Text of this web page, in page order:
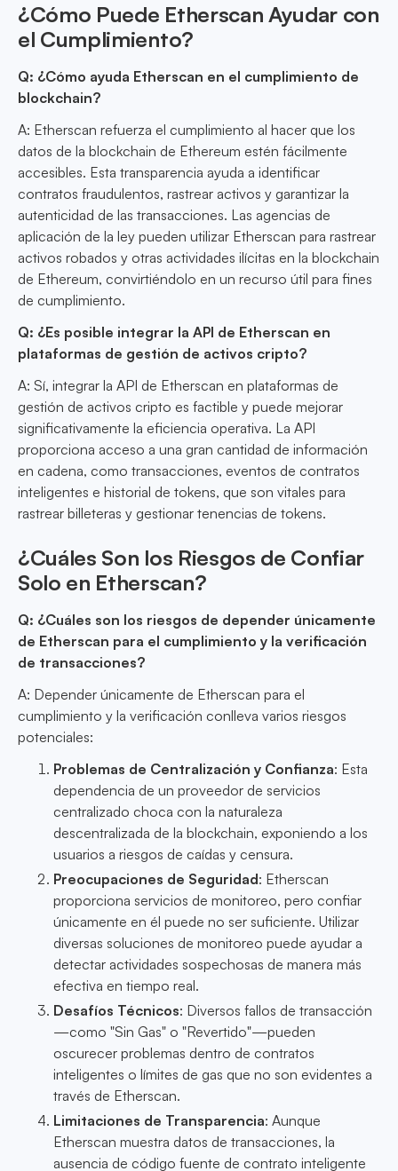
¿Cómo Puede Etherscan Ayudar con
el Cumplimiento?
Q: ¿Cómo ayuda Etherscan en el cumplimiento de
blockchain?
A: Etherscan refuerza el cumplimiento al hacer que los
datos de la blockchain de Ethereum estén fácilmente
accesibles. Esta transparencia ayuda a identificar
contratos fraudulentos, rastrear activos y garantizar la
autenticidad de las transacciones. Las agencias de
aplicación de la ley pueden utilizar Etherscan para rastrear
activos robados y otras actividades ilícitas en la blockchain
de Ethereum, convirtiéndolo en un recurso útil para fines
de cumplimiento.
Q: ¿Es posible integrar la API de Etherscan en
plataformas de gestión de activos cripto?
A: Sí, integrar la API de Etherscan en plataformas de
gestión de activos cripto es factible y puede mejorar
significativamente la eficiencia operativa. La API
proporciona acceso a una gran cantidad de información
en cadena, como transacciones, eventos de contratos
inteligentes e historial de tokens, que son vitales para
rastrear billeteras y gestionar tenencias de tokens.
¿Cuáles Son los Riesgos de Confiar
Solo en Etherscan?
Q: ¿Cuáles son los riesgos de depender únicamente
de Etherscan para el cumplimiento y la verificación
de transacciones?
A: Depender únicamente de Etherscan para el
cumplimiento y la verificación conlleva varios riesgos
potenciales:
Problemas de Centralización y Confianza: Esta
dependencia de un proveedor de servicios
centralizado choca con la naturaleza
descentralizada de la blockchain, exponiendo a los
usuarios a riesgos de caídas y censura.
Preocupaciones de Seguridad: Etherscan
proporciona servicios de monitoreo, pero confiar
únicamente en él puede no ser suficiente. Utilizar
diversas soluciones de monitoreo puede ayudar a
detectar actividades sospechosas de manera más
efectiva en tiempo real.
Desafíos Técnicos: Diversos fallos de transacción
—como "Sin Gas" o "Revertido"—pueden
oscurecer problemas dentro de contratos
inteligentes o límites de gas que no son evidentes a
través de Etherscan.
Limitaciones de Transparencia: Aunque
Etherscan muestra datos de transacciones, la
ausencia de código fuente de contrato inteligente